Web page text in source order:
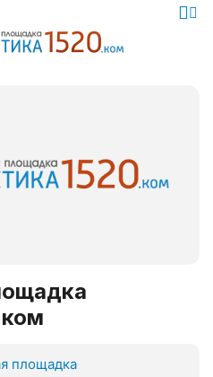
площадка